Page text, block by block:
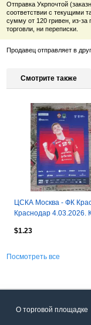
Отправка Укрпочтой
соответствии с текущими
сумму от 120 гривен, из-
торговли, ни переписки.
Продавец отправляет в
Смотрите также
ЦСКА Москва - ФК
Краснодар 4.03.2026.
$1.23
Посмотреть все
О торговой площадке